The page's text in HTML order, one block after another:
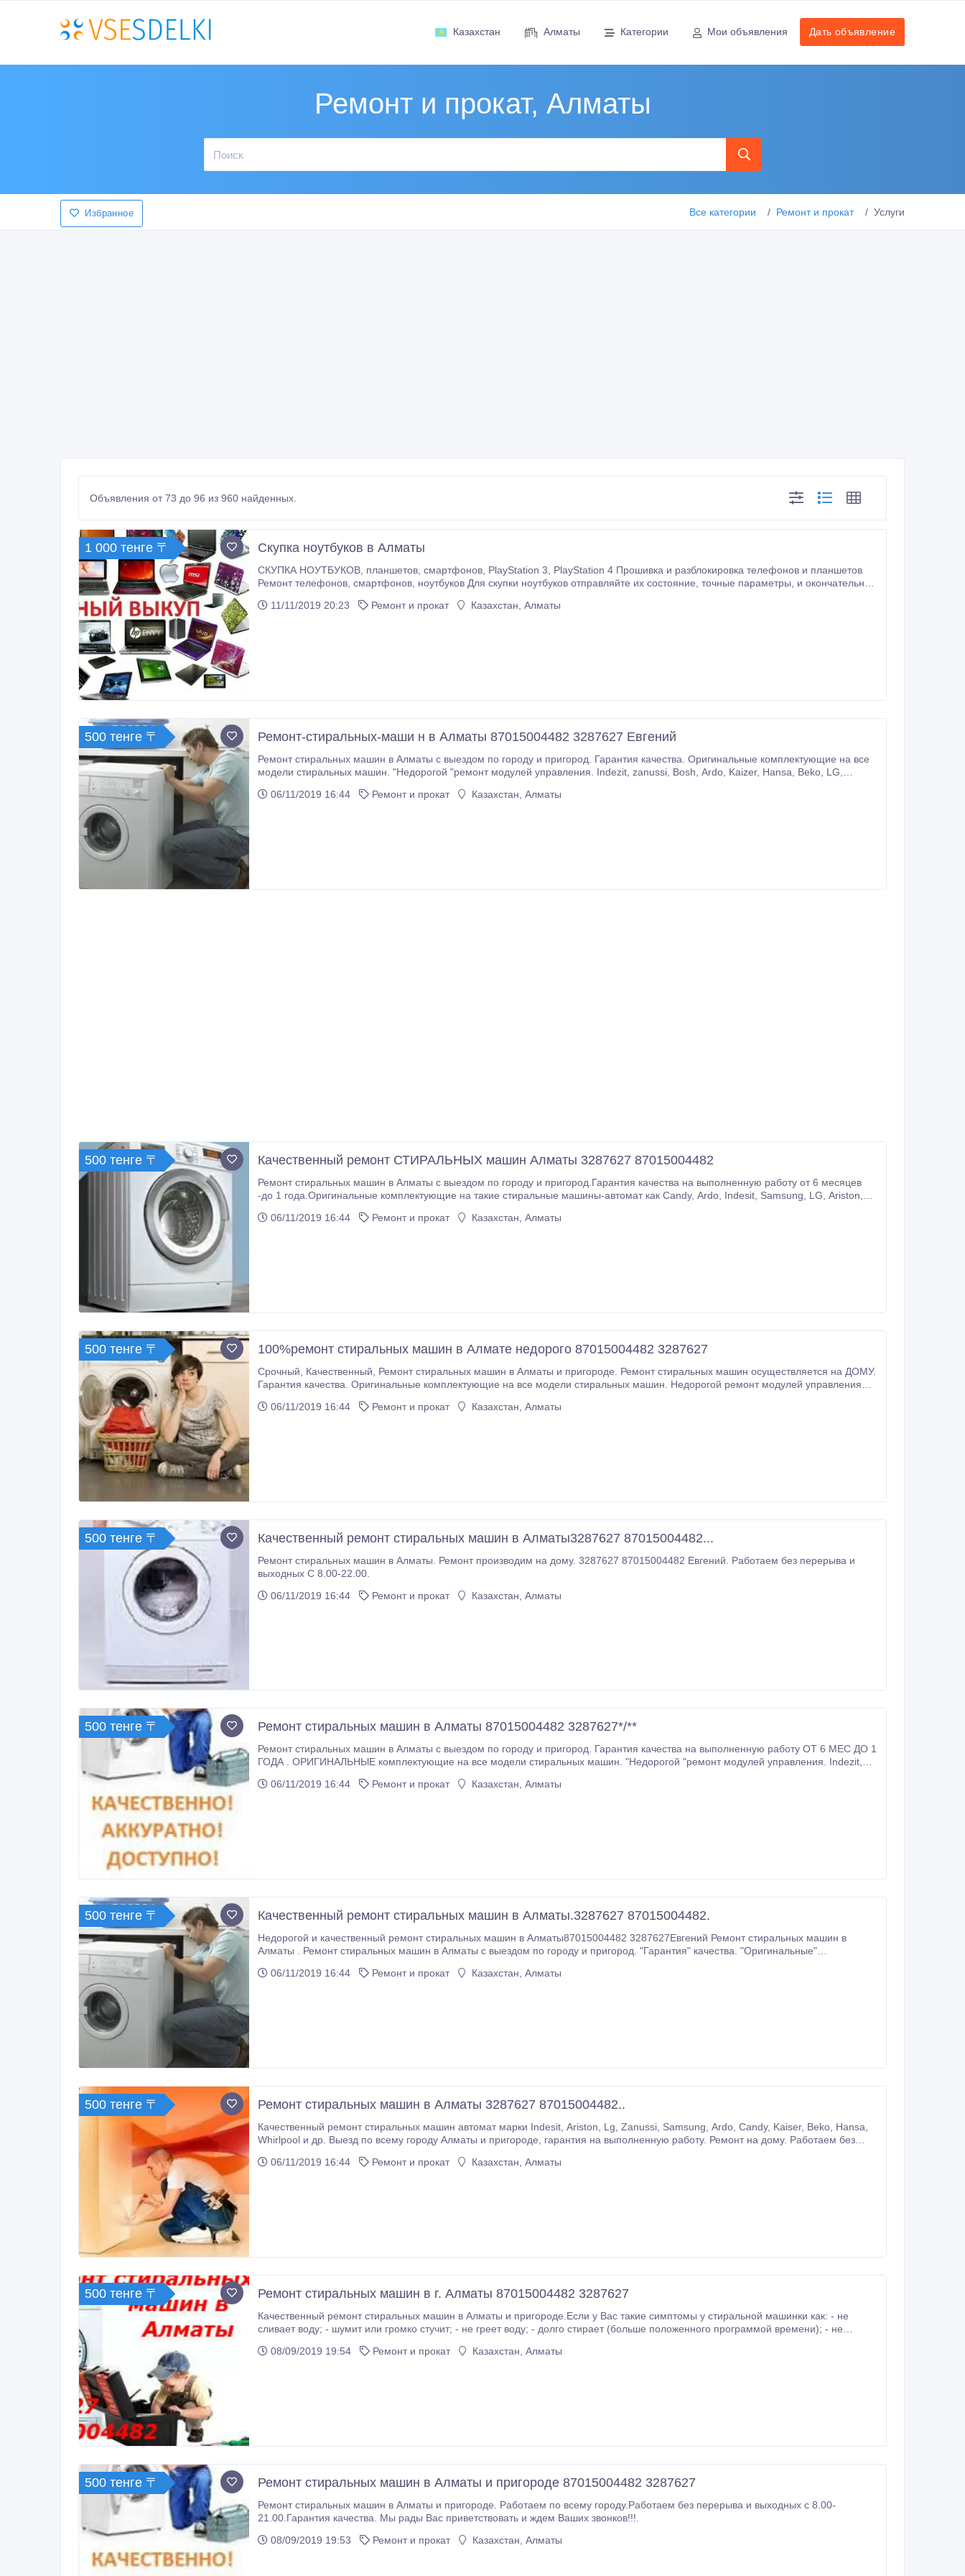
Казахстан Алматы Категории Мои объявления Дать объявление
Ремонт и прокат, Алматы
Избранное Все категории Ремонт и прокат Услуги
Объявления от 73 до 96 из 960 найденных.
1 000 тенге 〒 Скупка ноутбуков в Алматы
СКУПКА НОУТБУКОВ, планшетов, смартфонов, PlayStation 3, PlayStation 4 Прошивка и разблокировка телефонов и планшетов
Ремонт телефонов, смартфонов, ноутбуков Для скупки ноутбуков отправляйте их состояние, точные параметры, и окончательную
11/11/2019 20:23
Ремонт и прокат Казахстан, Алматы
500 тенге 〒 Ремонт-стиральных-маши н в Алматы 87015004482 3287627 Евгений
Ремонт стиральных машин в Алматы с выездом по городу и пригород. Гарантия качества. Оригинальные комплектующие на все
модели стиральных машин. "Недорогой "ремонт модулей управления. Indezit, zanussi, Bosh, Ardo, Kaizer, Hansa, Beko, LG,
06/11/2019 16:44
Ремонт и прокат Казахстан, Алматы
500 тенге 〒 Качественный ремонт СТИРАЛЬНЫХ машин Алматы 3287627 87015004482
Ремонт стиральных машин в Алматы с выездом по городу и пригород.Гарантия качества на выполненную работу от 6 месяцев
-до 1 года.Оригинальные комплектующие на такие стиральные машины-автомат как Candy, Ardo, Indesit, Samsung, LG, Ariston,
06/11/2019 16:44
Ремонт и прокат Казахстан, Алматы
500 тенге 〒 100%ремонт стиральных машин в Алмате недорого 87015004482 3287627
Срочный, Качественный, Ремонт стиральных машин в Алматы и пригороде. Ремонт стиральных машин осуществляется на ДОМУ.
Гарантия качества. Оригинальные комплектующие на все модели стиральных машин. Недорогой ремонт модулей управления
06/11/2019 16:44
Ремонт и прокат Казахстан, Алматы
500 тенге 〒 Качественный ремонт стиральных машин в Алматы3287627 87015004482...
Ремонт стиральных машин в Алматы. Ремонт производим на дому. 3287627 87015004482 Евгений. Работаем без перерыва и
выходных С 8.00-22.00.
06/11/2019 16:44
Ремонт и прокат Казахстан, Алматы
500 тенге 〒 Ремонт стиральных машин в Алматы 87015004482 3287627*/**
Ремонт стиральных машин в Алматы с выездом по городу и пригород. Гарантия качества на выполненную работу ОТ 6 МЕС ДО 1
ГОДА . ОРИГИНАЛЬНЫЕ комплектующие на все модели стиральных машин. "Недорогой "ремонт модулей управления. Indezit,
06/11/2019 16:44
Ремонт и прокат Казахстан, Алматы
500 тенге 〒 Качественный ремонт стиральных машин в Алматы.3287627 87015004482.
Недорогой и качественный ремонт стиральных машин в Алматы87015004482 3287627Евгений Ремонт стиральных машин в
Алматы . Ремонт стиральных машин в Алматы с выездом по городу и пригород. "Гарантия" качества. "Оригинальные"
06/11/2019 16:44
Ремонт и прокат Казахстан, Алматы
500 тенге 〒 Ремонт стиральных машин в Алматы 3287627 87015004482..
Качественный ремонт стиральных машин автомат марки Indesit, Ariston, Lg, Zanussi, Samsung, Ardo, Candy, Kaiser, Beko, Hansa,
Whirlpool и др. Выезд по всему городу Алматы и пригороде, гарантия на выполненную работу. Ремонт на дому. Работаем без
06/11/2019 16:44
Ремонт и прокат Казахстан, Алматы
500 тенге 〒 Ремонт стиральных машин в г. Алматы 87015004482 3287627
Качественный ремонт стиральных машин в Алматы и пригороде.Если у Вас такие симптомы у стиральной машинки как: - не
сливает воду; - шумит или громко стучит; - не греет воду; - долго стирает (больше положенного программой времени); - не
не освящен, не горит контрольная лампочка; - не открывается люк, дверца; - стиральная машина остановилась в процессе
08/09/2019 19:54 Ремонт и прокат Казахстан, Алматы
500 тенге 〒 Ремонт стиральных машин в Алматы и пригороде 87015004482 3287627
Ремонт стиральных машин в Алматы и пригороде. Работаем по всему городу.Работаем без перерыва и выходных с 8.00-
21.00.Гарантия качества. Мы рады Вас приветствовать и ждем Ваших звонков!!!.
08/09/2019 19:53
Ремонт и прокат Казахстан, Алматы